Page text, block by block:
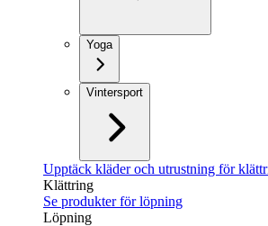
Yoga
Vintersport
Upptäck kläder och utrustning för
Klättring
Se produkter för löpning
Löpning